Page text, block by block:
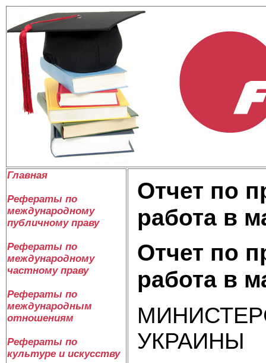
Главная
Рефераты по
международному
публичному праву
Рефераты по
международному
частному праву
Рефераты по
международным
отношениям
Рефераты по
культуре и искусству
Отчет по
работа в
Отчет по
работа в
УКРАИНЫ